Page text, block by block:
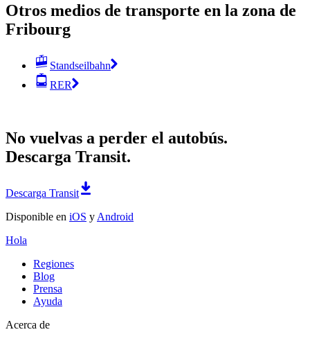
Otros medios de transporte en la zona de
Fribourg
Standseilbahn
RER
No vuelvas a perder el autobús.
Descarga Transit.
Descarga Transit
Disponible en iOS y Android
Hola
Regiones
Blog
Prensa
Ayuda
Acerca de